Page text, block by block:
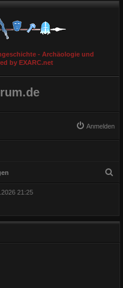
- Archäologie und
by EXARC.net
Anmelden
21:25